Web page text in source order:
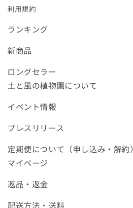
利用規約
ランキング
新商品
ロングセラー
土と風の植物園について
イベント情報
プレスリリース
定期便について（申し込み・解約）
マイページ
返品・返金
配送方法・送料